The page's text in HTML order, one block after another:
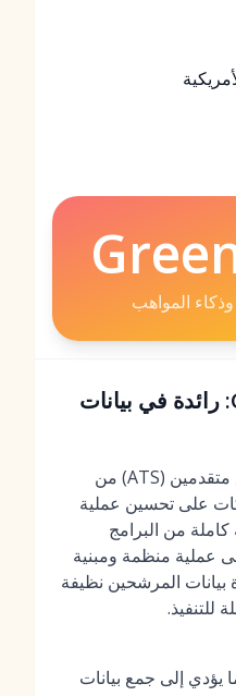
المواهب
Greenhouse (2026): رائدة في بيانات
Greenhouse هو نظام تتبع متقدمين (ATS) من
على تحسين عملية
من البرامج
عملية منظمة ومبنية
بيانات المرشحين نظيفة
للتنفيذ.
إلى جمع بيانات